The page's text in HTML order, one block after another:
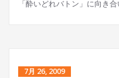
「酔いどれバトン」に向き合
7月 26, 2009